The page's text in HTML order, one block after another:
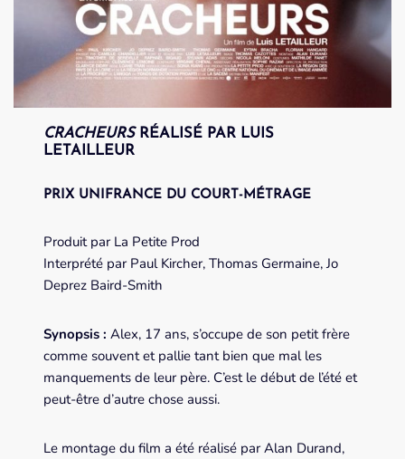
CRACHEURSRÉALISÉ PAR LUIS
LETAILLEUR
PRIX UNIFRANCE DU COURT-MÉTRAGE
Produit par La Petite Prod
Interprété par Paul Kircher, Thomas Germaine, Jo
Deprez Baird-Smith
Synopsis : Alex, 17 ans, s’occupe de son petit frère
comme souvent et pallie tant bien que mal les
manquements de leur père. C’est le début de l’été et
peut-être d’autre chose aussi.
Le montage du film a été réalisé par Alan Durand,